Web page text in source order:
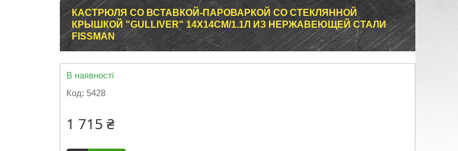
КАСТРЮЛЯ СО ВСТАВКОЙ-ПАРОВАРКОЙ СО СТЕКЛЯННОЙ
КРЫШКОЙ "GULLIVER" 14X14СМ/1.1Л ИЗ НЕРЖАВЕЮЩЕЙ СТАЛИ
FISSMAN
В наявності
Код: 5428
1 715 ₴